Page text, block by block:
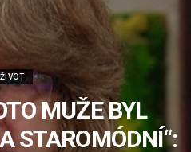
ŽIVOT
MUŽE BYL
STAROMÓDNÍ“: